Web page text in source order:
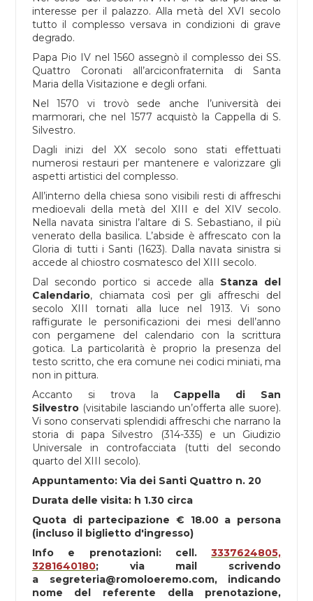
interesse per il palazzo. Alla metà del XVI secolo
tutto il complesso versava in condizioni di grave
degrado.
Papa Pio IV nel 1560 assegnò il complesso dei SS.
Quattro Coronati all’arciconfraternita di Santa
Maria della Visitazione e degli orfani.
Nel 1570 vi trovò sede anche l’università dei
marmorari, che nel 1577 acquistò la Cappella di S.
Silvestro.
Dagli inizi del XX secolo sono stati effettuati
numerosi restauri per mantenere e valorizzare gli
aspetti artistici del complesso.
All’interno della chiesa sono visibili resti di affreschi
medioevali della metà del XIII e del XIV secolo.
Nella navata sinistra l’altare di S. Sebastiano, il più
venerato della basilica. L’abside è affrescato con la
Gloria di tutti i Santi (1623). Dalla navata sinistra si
accede al chiostro cosmatesco del XIII secolo.
Dal secondo portico si accede alla Stanza del
Calendario, chiamata così per gli affreschi del
secolo XIII tornati alla luce nel 1913. Vi sono
raffigurate le personificazioni dei mesi dell’anno
con pergamene del calendario con la scrittura
gotica. La particolarità è proprio la presenza del
testo scritto, che era comune nei codici miniati, ma
non in pittura.
Accanto si trova la Cappella di San
Silvestro(visitabile lasciando un’offerta alle suore).
Vi sono conservati splendidi affreschi che narrano la
storia di papa Silvestro (314-335) e un Giudizio
Universale in controfacciata (tutti del secondo
quarto del XIII secolo).
Appuntamento: Via dei Santi Quattro n. 20
Durata delle visita: h 1.30 circa
Quota di partecipazione € 18.00 a persona
(incluso il biglietto d'ingresso)
Info e prenotazioni: cell.3337624805,
3281640180; via mail scrivendo
a segreteria@romoloeremo.com, indicando
nome del referente della prenotazione,